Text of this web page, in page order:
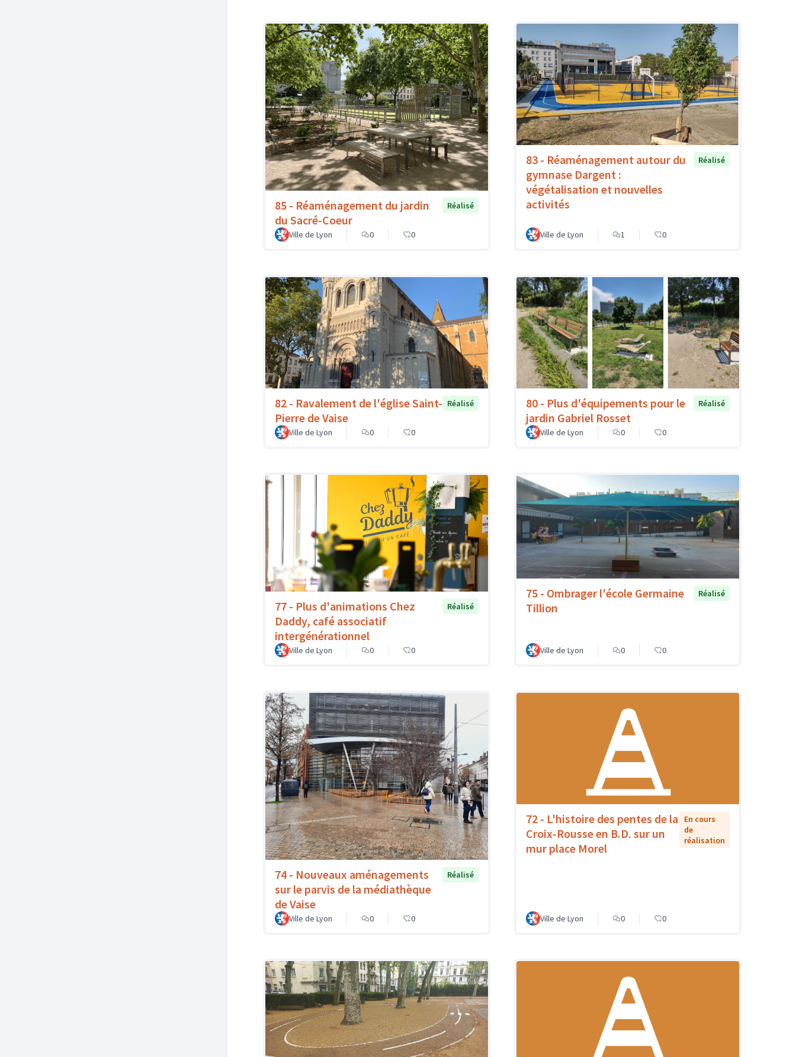
85 - Réaménagement du jardin
du Sacré-Coeur
Réalisé
Ville de Lyon 0 0
83 - Réaménagement autour du
gymnase Dargent :
végétalisation et nouvelles
activités
Réalisé
Ville de Lyon 1 0
82 - Ravalement de l'église Saint-
Pierre de Vaise
Réalisé
Ville de Lyon 0 0
80 - Plus d'équipements pour le
jardin Gabriel Rosset
Réalisé
Ville de Lyon 0 0
77 - Plus d'animations Chez
Daddy, café associatif
intergénérationnel
Réalisé
Ville de Lyon 0 0
75 - Ombrager l'école Germaine
Tillion
Réalisé
Ville de Lyon 0 0
74 - Nouveaux aménagements
sur le parvis de la médiathèque
de Vaise
Réalisé
Ville de Lyon 0 0
72 - L'histoire des pentes de la
Croix-Rousse en B.D. sur un
mur place Morel
En cours
de
réalisation
Ville de Lyon 0 0